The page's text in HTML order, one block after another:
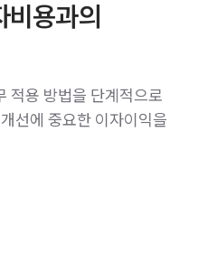
비용과의
적용 방법을 단계적으로
선에 중요한 이자이익을